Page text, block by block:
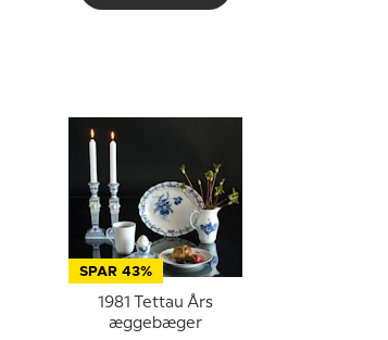
SPAR 43%
1981 Tettau Års
æggebæger